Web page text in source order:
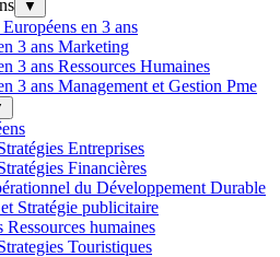
▼
en 3 ans
3 ans Marketing
3 ans Ressources Humaines
3 ans Management et Gestion Pme
Entreprises
Financières
du Développement Durable
Stratégie publicitaire
Ressources humaines
Touristiques